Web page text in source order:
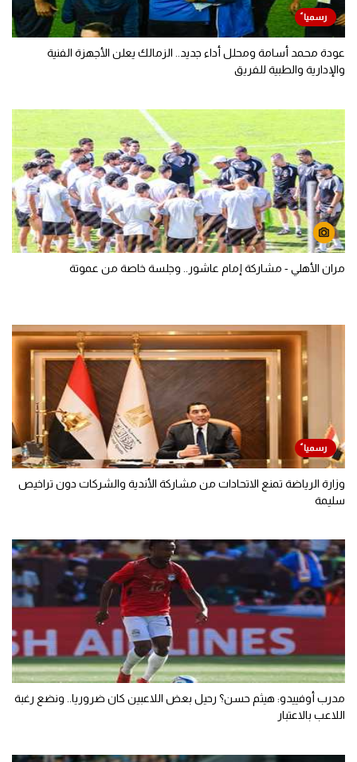
عودة محمد أسامة ومحلل أداء جديد.. الزمالك يعلن الأجهزة الفنية
والإدارية والطبية للفريق
مران الأهلي - مشاركة إمام عاشور.. وجلسة خاصة من عموتة
وزارة الرياضة تمنع الاتحادات من مشاركة الأندية والشركات دون تراخيص
سليمة
مدرب أوفييدو: هيثم حسن؟ رحيل بعض اللاعبين كان ضروريا.. ونضع رغبة
اللاعب بالاعتبار